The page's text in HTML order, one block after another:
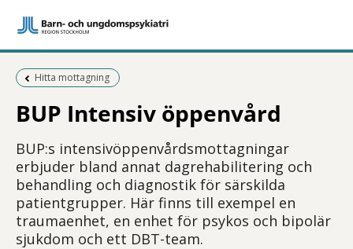
Föregående sida:
Hitta mottagning
BUP Intensiv öppenvård
BUP:s intensivöppenvårdsmottagningar
erbjuder bland annat dagrehabilitering och
behandling och diagnostik för särskilda
patientgrupper. Här finns till exempel en
traumaenhet, en enhet för psykos och bipolär
sjukdom och ett DBT-team.